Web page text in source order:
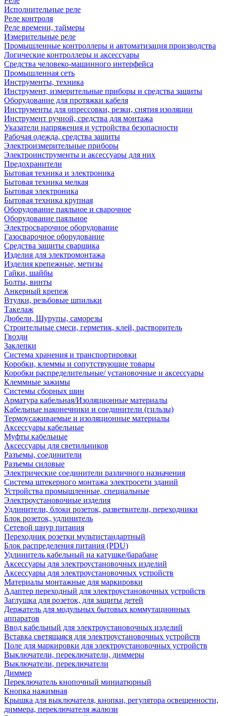
Исполнительные реле
Реле контроля
Реле времени, таймеры
Измерительные реле
Промышленные контроллеры и автоматизация производства
Логические контроллеры и аксессуары
Средства человеко-машинного интерфейса
Промышленная сеть
Инструменты, техника
Инструмент, измерительные приборы и средства защиты
Оборудование для протяжки кабеля
Инструменты для опрессовки, резки, снятия изоляции
Инструмент ручной, средства для монтажа
Указатели напряжения и устройства безопасности
Рабочая одежда, средства защиты
Электроизмерительные приборы
Электроинструменты и аксессуары для них
Предохранители
Бытовая техника и электроника
Бытовая техника мелкая
Бытовая электроника
Бытовая техника крупная
Оборудование паяльное и сварочное
Оборудование паяльное
Электросварочное оборудование
Газосварочное оборудование
Средства защиты сварщика
Изделия для электромонтажа
Изделия крепежные, метизы
Гайки, шайбы
Болты, винты
Анкерный крепеж
Втулки, резьбовые шпильки
Такелаж
Дюбели, Шурупы, саморезы
Строительные смеси, герметик, клей, растворитель
Гвозди
Заклепки
Система хранения и транспортировки
Коробки, клеммы и сопутствующие товары
Коробки распределительные/ установочные и аксессуары
Клеммные зажимы
Системы сборных шин
Арматура кабельная/Изоляционные материалы
Кабельные наконечники и соединители (гильзы)
Термоусаживаемые и изоляционные материалы
Аксессуары кабельные
Муфты кабельные
Аксессуары для светильников
Разъемы, соединители
Разъемы силовые
Электрические соединители различного назначения
Система штекерного монтажа электросети зданий
Устройства промышленные, специальные
Электроустановочные изделия
Удлинители, блоки розеток, разветвители, переходники
Блок розеток, удлинитель
Сетевой шнур питания
Переходник розетки мультистандартный
Блок распределения питания (PDU)
Удлинитель кабельный на катушке/барабане
Аксессуары для электроустановочных изделий
Аксессуары для электроустановочных устройств
Материалы монтажные для маркировки
Адаптер переходный для электроустановочных устройств
Заглушка для розеток, для защиты детей
Держатель для модульных бытовых коммутационных
аппаратов
Ввод кабельный для электроустановочных изделий
Вставка светящаяся для электроустановочных устройств
Поле для маркировки для электроустановочных устройств
Выключатели, переключатели, диммеры
Выключатели, переключатели
Диммер
Переключатель кнопочный миниатюрный
Кнопка нажимная
Крышка для выключателя, кнопки, регулятора освещенности,
диммера, переключателя жалюзи